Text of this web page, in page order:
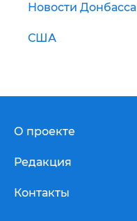
Новости Донбасса
США
О проекте
Редакция
Контакты